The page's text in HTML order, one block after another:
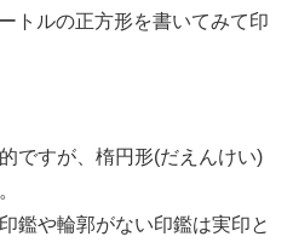
トルの正方形を書いてみて印
ですが、楕円形(だえんけい)
鑑や輪郭がない印鑑は実印と